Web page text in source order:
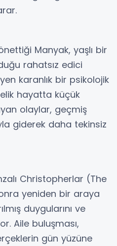
Manyak, yaşlı bir
rahatsız edici
karanlık bir psikolojik
hayatta küçük
olaylar, geçmiş
giderek daha tekinsiz
Christopherlar (The
yeniden bir araya
duygularını ve
Aile buluşması,
gün yüzüne